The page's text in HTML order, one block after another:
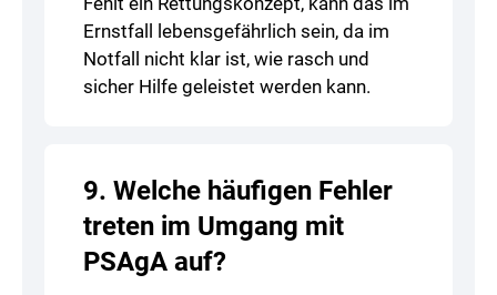
Ernstfall lebensgefährlich sein, da im
Notfall nicht klar ist, wie rasch und
sicher Hilfe geleistet werden kann.
9. Welche häufigen Fehler
treten im Umgang mit
PSAgA auf?